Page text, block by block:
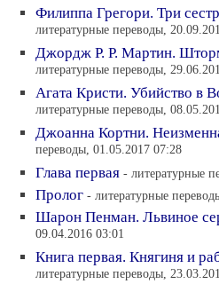
Филиппа Грегори. Три
литературные переводы,
Джордж Р. Р. Мартин.
литературные переводы,
Агата Кристи. Убийство в
литературные переводы,
Джоанна Кортни.
переводы, 01.05.2017 07:28
Глава первая - литературные
Пролог - литературные
Шарон Пенман. Львиное
09.04.2016 03:01
Книга первая. Княгиня и
литературные переводы,